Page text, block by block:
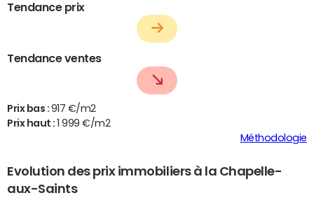
Tendance prix
Tendance ventes
Prix bas : 917 €/m2
Prix haut :
1 999 €/m2
Méthodologie
Evolution des prix immobiliers à la Chapelle-
aux-Saints